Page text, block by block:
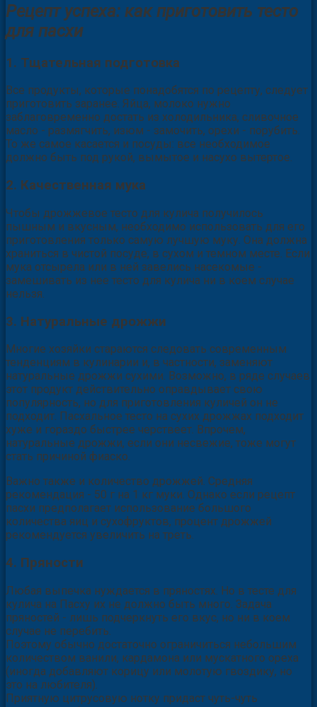
Рецепт успеха: как приготовить тесто
для пасхи
1. Тщательная подготовка
Все продукты, которые понадобятся по рецепту, следует
приготовить заранее. Яйца, молоко нужно
заблаговременно достать из холодильника, сливочное
масло - размягчить, изюм - замочить, орехи - порубить.
То же самое касается и посуды: все необходимое
должно быть под рукой, вымытое и насухо вытертое.
2. Качественная мука
Чтобы дрожжевое тесто для кулича получилось
пышным и вкусным, необходимо использовать для его
приготовления только самую лучшую муку. Она должна
храниться в чистой посуде, в сухом и темном месте. Если
мука отсырела или в ней завелись насекомые -
замешивать из нее тесто для кулича ни в коем случае
нельзя.
3. Натуральные дрожжи
Многие хозяйки стараются следовать современным
тенденциям в кулинарии и, в частности, заменяют
натуральные дрожжи сухими. Возможно, в ряде случаев
этот продукт действительно оправдывает свою
популярность, но для приготовления куличей он не
подходит. Пасхальное тесто на сухих дрожжах подходит
хуже и гораздо быстрее черствеет. Впрочем,
натуральные дрожжи, если они несвежие, тоже могут
стать причиной фиаско.
Важно также и количество дрожжей. Средняя
рекомендация - 50 г на 1 кг муки. Однако если рецепт
пасхи предполагает использование большого
количества яиц и сухофруктов, процент дрожжей
рекомендуется увеличить на треть.
4. Пряности
Любая выпечка нуждается в пряностях. Но в тесте для
кулича на Пасху их не должно быть много. Задача
пряностей - лишь подчеркнуть его вкус, но ни в коем
случае не перебить.
Поэтому обычно достаточно ограничиться небольшим
количеством ванили, кардамона или мускатного ореха
(иногда добавляют корицу или молотую гвоздику, но
это на любителя).
Приятную цитрусовую нотку придаст чуть-чуть